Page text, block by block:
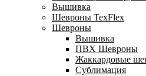
Вышивка
Шевроны TexFlex
Шевроны
Вышивка
ПВХ Шевроны
Жаккардовые
Сублимация